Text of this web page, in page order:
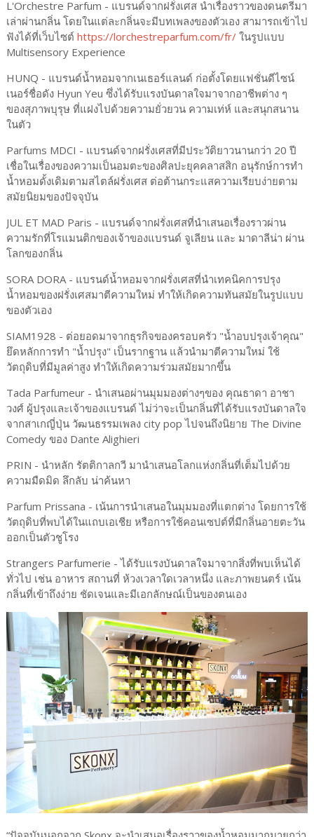
L'Orchestre Parfum - แบรนด์จากฝรั่งเศส นำเรื่องราวของดนตรีมา
เล่าผ่านกลิ่น โดยในแต่ละกลิ่นจะมีบทเพลงของตัวเอง สามารถเข้าไป
ฟังได้ที่เว็บไซต์ https://lorchestreparfum.com/fr/ในรูปแบบ
Multisensory Experience
HUNQ - แบรนด์น้ำหอมจากเนเธอร์แลนด์ ก่อตั้งโดยแฟชั่นดีไซน์
เนอร์ชื่อดัง Hyun Yeu ซึ่งได้รับแรงบันดาลใจมาจากอาชีพต่าง ๆ
ของสุภาพบุรุษ ที่แฝงไปด้วยความยั่วยวน ความเท่ห์ และสนุกสนาน
ในตัว
Parfums MDCI - แบรนด์จากฝรั่งเศสที่มีประวัติยาวนานกว่า 20 ปี
เชื่อในเรื่องของความเป็นอมตะของศิลปะยุคคลาสสิก อนุรักษ์การทำ
น้ำหอมดั้งเดิมตามสไตล์ฝรั่งเศส ต่อต้านกระแสความเรียบง่ายตาม
สมัยนิยมของปัจจุบัน
JUL ET MAD Paris - แบรนด์จากฝรั่งเศสที่นำเสนอเรื่องราวผ่าน
ความรักที่โรแมนติกของเจ้าของแบรนด์ จูเลียน และ มาดาลีน่า ผ่าน
โลกของกลิ่น
SORA DORA - แบรนด์น้ำหอมจากฝรั่งเศสที่นำเทคนิคการปรุง
น้ำหอมของฝรั่งเศสมาตีความใหม่ ทำให้เกิดความทันสมัยในรูปแบบ
ของตัวเอง
SIAM1928 - ต่อยอดมาจากธุรกิจของครอบครัว "น้ำอบปรุงเจ้าคุณ"
ยึดหลักการทำ "น้ำปรุง" เป็นรากฐาน แล้วนำมาตีความใหม่ ใช้
วัตถุดิบที่มีมูลค่าสูง ทำให้เกิดความร่วมสมัยมากขึ้น
Tada Parfumeur - นำเสนอผ่านมุมมองต่างๆของ คุณธาดา อาชา
วงศ์ ผู้ปรุงและเจ้าของแบรนด์ ไม่ว่าจะเป็นกลิ่นที่ได้รับแรงบันดาลใจ
จากสาเกญี่ปุ่น วัฒนธรรมเพลง city pop ไปจนถึงนิยาย The Divine
Comedy ของ Dante Alighieri
PRIN - นำหลัก รัตติกาลกวี มานำเสนอโลกแห่งกลิ่นที่เต็มไปด้วย
ความมืดมิด ลึกลับ น่าค้นหา
Parfum Prissana - เน้นการนำเสนอในมุมมองที่แตกต่าง โดยการใช้
วัตถุดิบที่พบได้ในแถบเอเชีย หรือการใช้คอนเซปต์ที่มีกลิ่นอายตะวัน
ออกเป็นตัวชูโรง
Strangers Parfumerie - ได้รับแรงบันดาลใจมาจากสิ่งที่พบเห็นได้
ทั่วไป เช่น อาหาร สถานที่ ห้วงเวลาใดเวลาหนึ่ง และภาพยนตร์ เน้น
กลิ่นที่เข้าถึงง่าย ชัดเจนและมีเอกลักษณ์เป็นของตนเอง